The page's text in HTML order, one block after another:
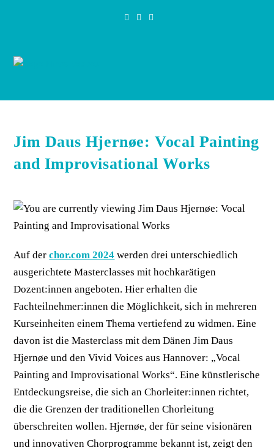
Jim Daus Hjernøe: Vocal Painting
and Improvisational Works
Auf derchor.com 2024 werden drei unterschiedlich
ausgerichtete Masterclasses mit hochkarätigen
Dozent:innen angeboten. Hier erhalten die
Fachteilnehmer:innen die Möglichkeit, sich in mehreren
Kurseinheiten einem Thema vertiefend zu widmen. Eine
davon ist die Masterclass mit dem Dänen Jim Daus
Hjernøe und den Vivid Voices aus Hannover: „Vocal
Painting and Improvisational Works“. Eine künstlerische
Entdeckungsreise, die sich an Chorleiter:innen richtet,
die die Grenzen der traditionellen Chorleitung
überschreiten wollen. Hjernøe, der für seine visionären
und innovativen Chorprogramme bekannt ist, zeigt den